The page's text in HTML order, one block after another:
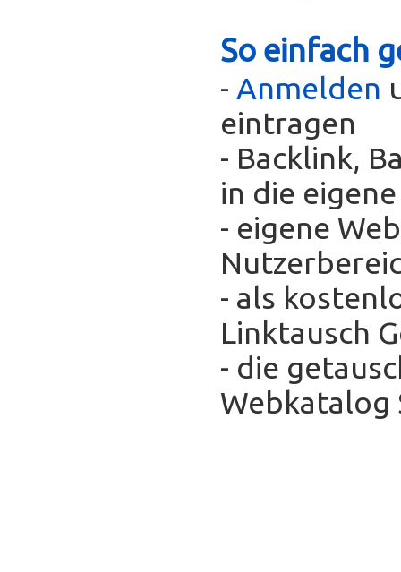
So einfach
- Anmelden
eintragen
- Backlink,
in die
- eigene
- als
Linktausch
- die
Webkatalog